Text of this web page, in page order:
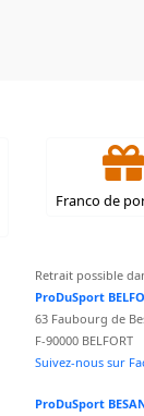
Franco de
Retrait possible
ProDuSport
63 Faubourg de
F-90000 BELFORT
Suivez-nous sur
ProDuSport